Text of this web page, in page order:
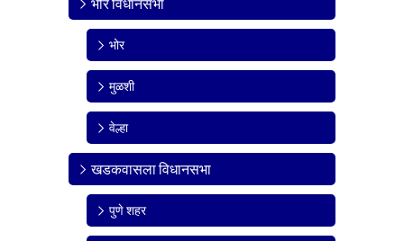
भोर
मुळशी
वेल्हा
खडकवासला विधानसभा
पुणे शहर